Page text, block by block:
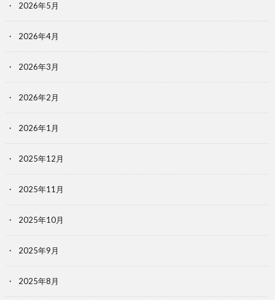
2026年5月
2026年4月
2026年3月
2026年2月
2026年1月
2025年12月
2025年11月
2025年10月
2025年9月
2025年8月